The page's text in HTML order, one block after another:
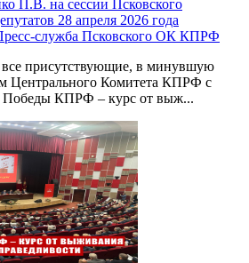
П.В. на сессии Псковского
28 апреля 2026 года
служба Псковского ОК КПРФ
присутствующие, в минувшую
Центрального Комитета КПРФ с
Победы КПРФ – курс от выж...